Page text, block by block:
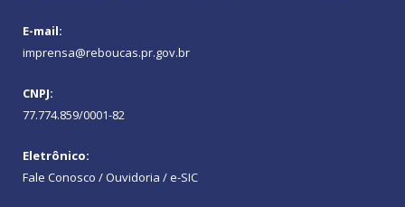
E-mail:
imprensa@reboucas.pr.gov.br
CNPJ:
77.774.859/0001-82
Eletrônico:
Fale Conosco / Ouvidoria / e-SIC